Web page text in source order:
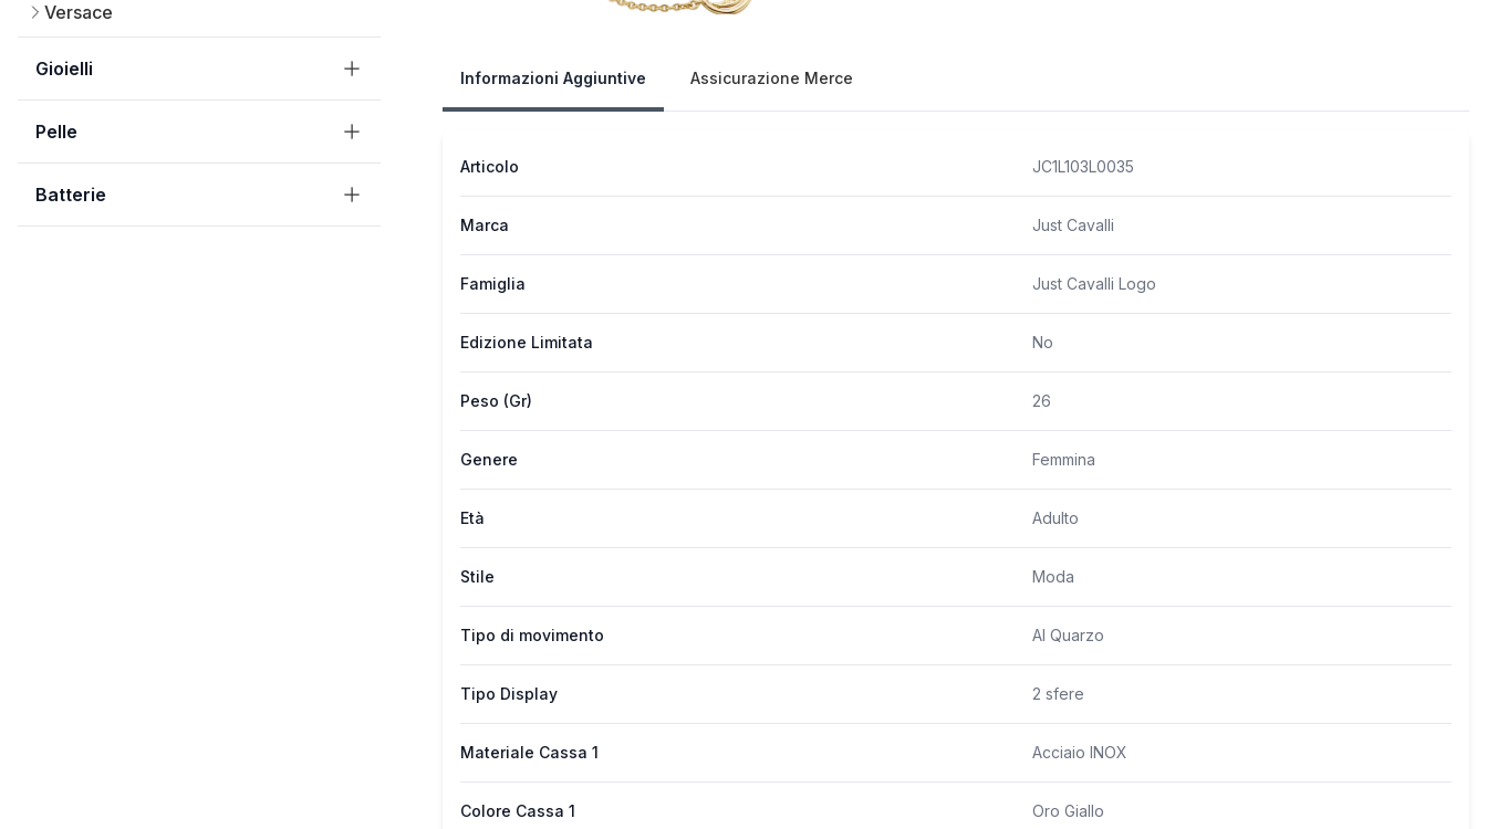
Versace
Gioielli
Pelle
Batterie
Informazioni Aggiuntive Assicurazione Merce
Articolo JC1L103L0035
Marca Just Cavalli
Famiglia Just Cavalli Logo
Edizione Limitata No
Peso (Gr) 26
Genere Femmina
Età Adulto
Stile Moda
Tipo di movimento Al Quarzo
Tipo Display 2 sfere
Materiale Cassa 1 Acciaio INOX
Colore Cassa 1 Oro Giallo